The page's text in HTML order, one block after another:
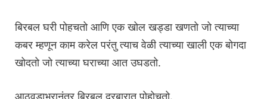
बिरबल घरी पोहचतो आणि एक खोल खड्डा खणतो जो त्याच्या
कबर म्हणून काम करेल परंतु त्याच वेळी त्याच्या खाली एक बोगदा
खोदतो जो त्याच्या घराच्या आत उघडतो.
आठवडाभरानंतर बिरबल दरबारात पोहोचतो.